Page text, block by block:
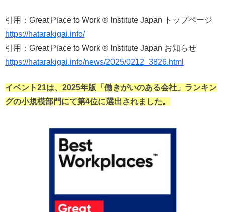
引用：Great Place to Work ® Institute Japan トップページ
https://hatarakigai.info/
引用：Great Place to Work ® Institute Japan お知らせ
https://hatarakigai.info/news/2025/0212_3826.html
イベント21は、2025年版「働きがいのある会社」ランキン
グの小規模部門にて第4位に選出されました。